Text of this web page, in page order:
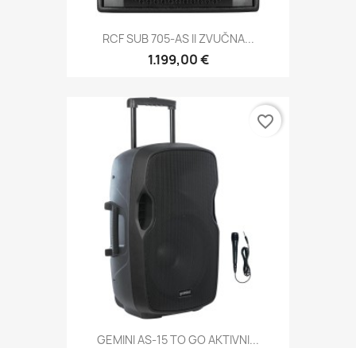
RCF SUB 705-AS II ZVUČNA...
1.199,00 €
GEMINI AS-15 TO GO AKTIVNI...
favorite_border